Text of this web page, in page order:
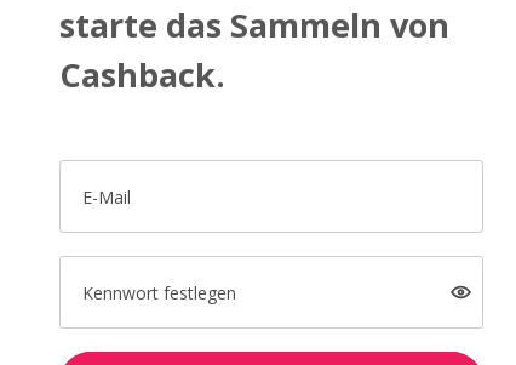
starte das Sammeln von
Cashback.
E-Mail
Kennwort festlegen